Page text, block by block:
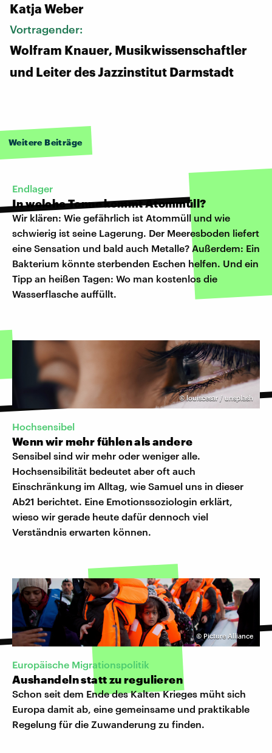
Katja Weber
Vortragender:
Wolfram Knauer, Musikwissenschaftler
und Leiter des Jazzinstitut Darmstadt
Weitere Beiträge
Endlager
In welche Tonne kommt Atommüll?
Wir klären: Wie gefährlich ist Atommüll und wie
schwierig ist seine Lagerung. Der Meeresboden liefert
eine Sensation und bald auch Metalle? Außerdem: Ein
Bakterium könnte sterbenden Eschen helfen. Und ein
Tipp an heißen Tagen: Wo man kostenlos die
Wasserflasche auffüllt.
©louiscesar / unsplash
Hochsensibel
Wenn wir mehr fühlen als andere
Sensibel sind wir mehr oder weniger alle.
Hochsensibilität bedeutet aber oft auch
Einschränkung im Alltag, wie Samuel uns in dieser
Ab21 berichtet. Eine Emotionssoziologin erklärt,
wieso wir gerade heute dafür dennoch viel
Verständnis erwarten können.
© Picture Alliance
Europäische Migrationspolitik
Aushandeln statt zu regulieren
Schon seit dem Ende des Kalten Krieges müht sich
Europa damit ab, eine gemeinsame und praktikable
Regelung für die Zuwanderung zu finden.